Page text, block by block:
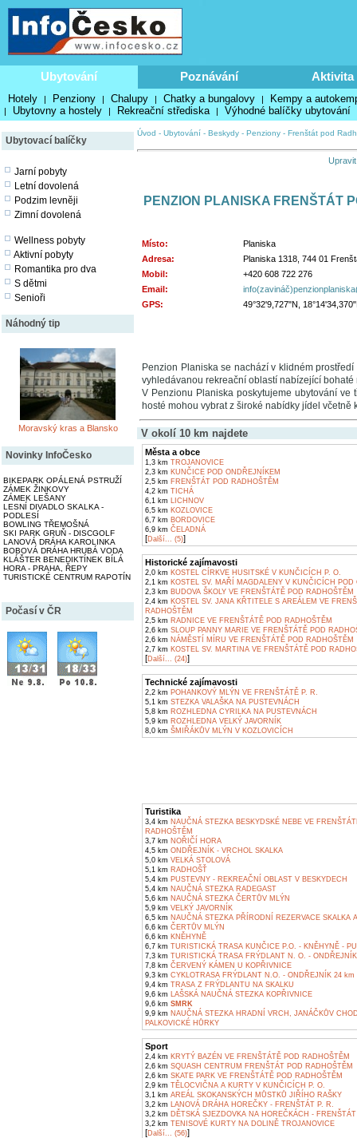
Ubytování Poznávání Aktivita
Hotely | Penziony | Chalupy | Chatky a bungalovy | Kempy a
| Ubytovny a hostely | Rekreační střediska | Výhodné balíčky ubytování
Ubytovací balíčky
Jarní pobyty
Letní dovolená
Podzim levněji
Zimní dovolená
Wellness pobyty
Aktivní pobyty
Romantika pro dva
S dětmi
Senioři
Náhodný tip
Moravský kras a Blansko
Novinky InfoČesko
BIKEPARK OPÁLENÁ PSTRUŽÍ
ZÁMEK ŽINKOVY
ZÁMEK LEŠANY
LESNÍ DIVADLO SKALKA -
PODLESÍ
BOWLING TŘEMOŠNÁ
SKI PARK GRUŇ - DISCGOLF
LANOVÁ DRÁHA KAROLINKA
BOBOVÁ DRÁHA HRUBÁ VODA
KLÁŠTER BENEDIKTÍNEK BÍLÁ
HORA - PRAHA, ŘEPY
TURISTICKÉ CENTRUM RAPOTÍN
Počasí v ČR
Úvod - Ubytování - Beskydy - Penziony - Frenštát pod
PENZION PLANISKA FRENŠTÁT
Místo:
Planiska
Adresa:
Planiska 1318, 744 01
Mobil:
+420 608 722 276
Email:
GPS:
49°32'9,727"N,
Penzion Planiska se nachází v klidném
vyhledávanou rekreační oblastí nabízející
V Penzionu Planiska poskytujeme ubytování
hosté mohou vybrat z široké nabídky jídel včetně
V okolí 10 km najdete
Města a obce
1,3 km TROJANOVICE
2,3 km KUNČICE POD ONDŘEJNÍKEM
2,5 km FRENŠTÁT POD RADHOŠTĚM
4,2 km TICHÁ
6,1 km LICHNOV
6,5 km KOZLOVICE
6,7 km BORDOVICE
6,9 km ČELADNÁ
[Další... (5)]
Historické zajímavosti
2,0 km KOSTEL CÍRKVE HUSITSKÉ V KUNČICÍCH P. O.
2,1 km KOSTEL SV. MAŘÍ MAGDALENY V KUNČICÍCH POD
2,3 km BUDOVA ŠKOLY VE FRENŠTÁTĚ POD RADHOŠTĚM
2,4 km KOSTEL SV. JANA KŘTITELE S AREÁLEM VE
RADHOŠTĚM
2,5 km RADNICE VE FRENŠTÁTĚ POD RADHOŠTĚM
2,6 km SLOUP PANNY MARIE VE FRENŠTÁTĚ POD
2,6 km NÁMĚSTÍ MÍRU VE FRENŠTÁTĚ POD RADHOŠTĚM
2,7 km KOSTEL SV. MARTINA VE FRENŠTÁTĚ POD
[Další... (24)]
Technické zajímavosti
2,2 km POHANKOVÝ MLÝN VE FRENŠTÁTĚ P. R.
5,1 km STEZKA VALAŠKA NA PUSTEVNÁCH
5,8 km ROZHLEDNA CYRILKA NA PUSTEVNÁCH
5,9 km ROZHLEDNA VELKÝ JAVORNÍK
8,0 km ŠMIŘÁKŮV MLÝN V KOZLOVICÍCH
Turistika
3,4 km NAUČNÁ STEZKA BESKYDSKÉ NEBE VE
RADHOŠTĚM
3,7 km NOŘIČÍ HORA
4,5 km ONDŘEJNÍK - VRCHOL SKALKA
5,0 km VELKÁ STOLOVÁ
5,1 km RADHOŠŤ
5,4 km PUSTEVNY - REKREAČNÍ OBLAST V BESKYDECH
5,4 km NAUČNÁ STEZKA RADEGAST
5,6 km NAUČNÁ STEZKA ČERTŮV MLÝN
5,9 km VELKÝ JAVORNÍK
6,5 km NAUČNÁ STEZKA PŘÍRODNÍ REZERVACE SKALKA
6,6 km ČERTŮV MLÝN
6,6 km KNĚHYNĚ
6,7 km TURISTICKÁ TRASA KUNČICE P.O. - KNĚHYNĚ -
7,3 km TURISTICKÁ TRASA FRÝDLANT N. O. - ONDŘEJNÍK
7,8 km ČERVENÝ KÁMEN U KOPŘIVNICE
9,3 km CYKLOTRASA FRÝDLANT N.O. - ONDŘEJNÍK 24 km
9,4 km TRASA Z FRÝDLANTU NA SKALKU
9,6 km LAŠSKÁ NAUČNÁ STEZKA KOPŘIVNICE
9,6 km SMRK
9,9 km NAUČNÁ STEZKA HRADNÍ VRCH, JANÁČKŮV
PALKOVICKÉ HŮRKY
Sport
2,4 km KRYTÝ BAZÉN VE FRENŠTÁTĚ POD RADHOŠTĚM
2,6 km SQUASH CENTRUM FRENŠTÁT POD RADHOŠTĚM
2,6 km SKATE PARK VE FRENŠTÁTĚ POD RADHOŠTĚM
2,9 km TĚLOCVIČNA A KURTY V KUNČICÍCH P. O.
3,1 km AREÁL SKOKANSKÝCH MŮSTKŮ JIŘÍHO RAŠKY
3,2 km LANOVÁ DRÁHA HOREČKY - FRENŠTÁT P. R.
3,2 km DĚTSKÁ SJEZDOVKA NA HOREČKÁCH -
3,2 km TENISOVÉ KURTY NA DOLINĚ TROJANOVICE
[Další... (56)]